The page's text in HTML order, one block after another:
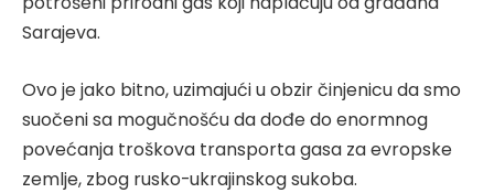
Sarajeva.
Ovo je jako bitno, uzimajući u obzir činjenicu da smo
suočeni sa mogučnošću da dođe do enormnog
povećanja troškova transporta gasa za evropske
zemlje, zbog rusko-ukrajinskog sukoba.